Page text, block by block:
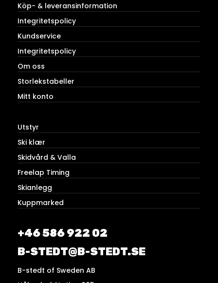
Köp- & leveransinformation
Integritetspolicy
Kundservice
Integritetspolicy
Om oss
Storlekstabeller
Mitt konto
Utstyr
Ski klær
Skidvård & Valla
Freelap Timing
Skianlegg
Kuppmarked
+46 586 922 02
B-STEDT@B-STEDT.SE
B-stedt of Sweden AB